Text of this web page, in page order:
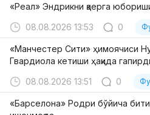
«Реал» Эндрикни қаерга
08.08.2026 13:53 0
«Манчестер Сити» ҳимоячиси
Гвардиола кетиши ҳақида
08.08.2026 13:51 0
«Барселона» Родри бўйича